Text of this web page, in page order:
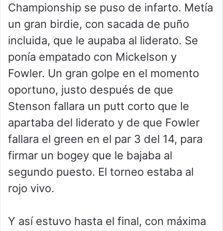
Championship se puso de infarto. Metía
un gran birdie, con sacada de puño
incluida, que le aupaba al liderato. Se
ponía empatado con Mickelson y
Fowler. Un gran golpe en el momento
oportuno, justo después de que
Stenson fallara un putt corto que le
apartaba del liderato y de que Fowler
fallara el green en el par 3 del 14, para
firmar un bogey que le bajaba al
segundo puesto. El torneo estaba al
rojo vivo.
Y así estuvo hasta el final, con máxima